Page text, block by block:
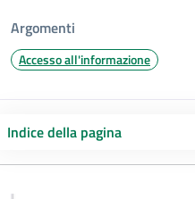
Argomenti
Accesso all'informazione
Indice della pagina